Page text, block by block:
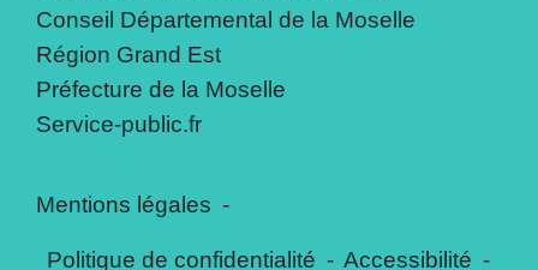
Conseil Départemental de la Moselle
Région Grand Est
Préfecture de la Moselle
Service-public.fr
Mentions légales -
Politique de confidentialité - Accessibilité -